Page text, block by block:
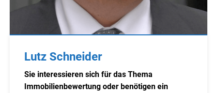
Lutz Schneider
Sie interessieren sich für das Thema
Immobilienbewertung oder benötigen ein